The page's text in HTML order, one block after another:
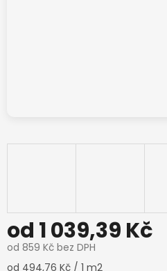
od 1 039,39 Kč
od 859 Kč bez DPH
Měrná
od 494,76 Kč / 1 m2